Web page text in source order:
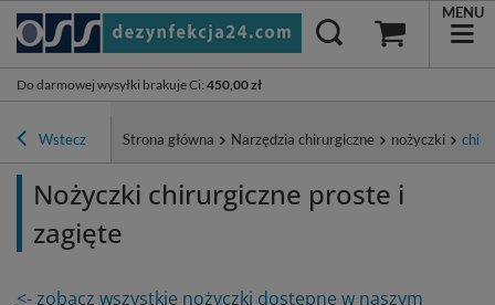
Do darmowej wysyłki brakuje Ci: 450,00 zł
MENU
Wstecz Strona główna Narzędzia chirurgiczne nożyczki
Nożyczki chirurgiczne proste i
zagięte
<- zobacz wszystkie nożyczki dostępne w naszym